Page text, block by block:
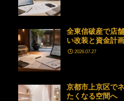
全東信破産で店
い改装と資金計画
2026.07.27
京都市上京区で
たくなる空間へ